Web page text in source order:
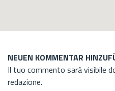
NEUEN KOMMENTAR
Il tuo commento sarà visibile
redazione.